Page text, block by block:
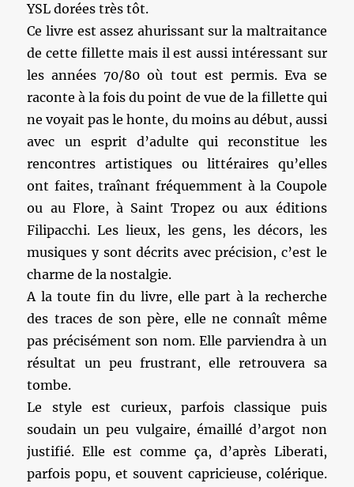
YSL dorées très tôt.
Ce livre est assez ahurissant sur la maltraitance
de cette fillette mais il est aussi intéressant sur
les années 70/80 où tout est permis. Eva se
raconte à la fois du point de vue de la fillette qui
ne voyait pas le honte, du moins au début, aussi
avec un esprit d’adulte qui reconstitue les
rencontres artistiques ou littéraires qu’elles
ont faites, traînant fréquemment à la Coupole
ou au Flore, à Saint Tropez ou aux éditions
Filipacchi. Les lieux, les gens, les décors, les
musiques y sont décrits avec précision, c’est le
charme de la nostalgie.
A la toute fin du livre, elle part à la recherche
des traces de son père, elle ne connaît même
pas précisément son nom. Elle parviendra à un
résultat un peu frustrant, elle retrouvera sa
tombe.
Le style est curieux, parfois classique puis
soudain un peu vulgaire, émaillé d’argot non
justifié. Elle est comme ça, d’après Liberati,
parfois popu, et souvent capricieuse, colérique.